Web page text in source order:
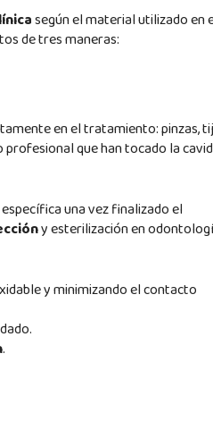
según el material utilizado en
de tres maneras:
en el tratamiento: pinzas,
que han tocado la
una vez finalizado el
y esterilización en
y minimizando el contacto
.